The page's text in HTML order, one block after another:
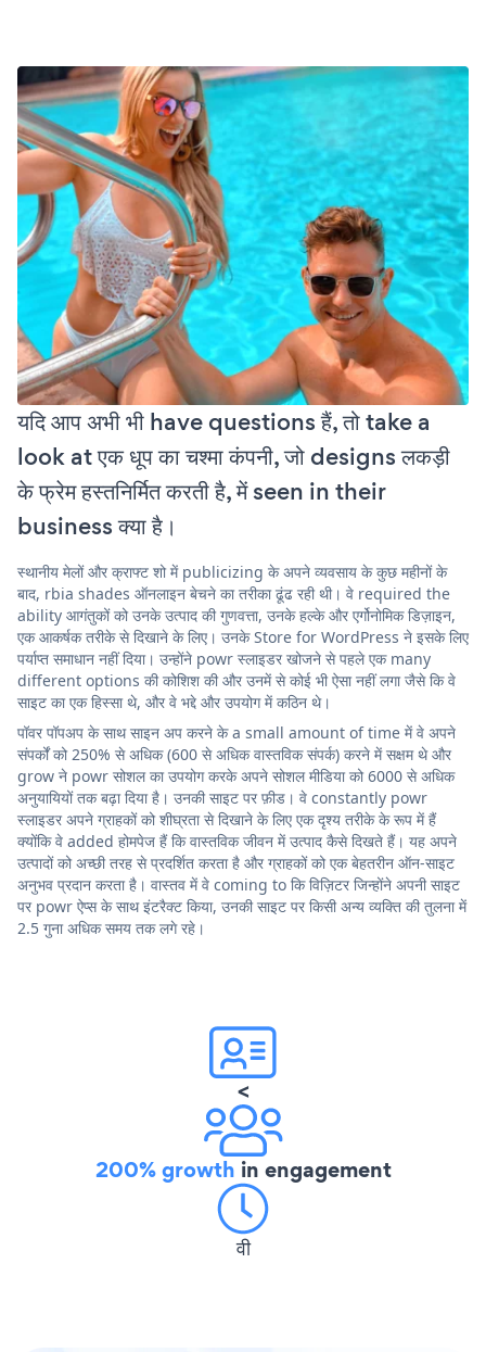
यदि आप अभी भी have questions हैं, तो take a
look at एक धूप का चश्मा कंपनी, जो designs लकड़ी
के फ्रेम हस्तनिर्मित करती है, में seen in their
business क्या है।
स्थानीय मेलों और क्राफ्ट शो में publicizing के अपने व्यवसाय के कुछ महीनों के
बाद, rbia shades ऑनलाइन बेचने का तरीका ढूंढ रही थी। वे required the
ability आगंतुकों को उनके उत्पाद की गुणवत्ता, उनके हल्के और एर्गोनोमिक डिज़ाइन,
एक आकर्षक तरीके से दिखाने के लिए। उनके Store for WordPress ने इसके लिए
पर्याप्त समाधान नहीं दिया। उन्होंने powr स्लाइडर खोजने से पहले एक many
different options की कोशिश की और उनमें से कोई भी ऐसा नहीं लगा जैसे कि वे
साइट का एक हिस्सा थे, और वे भद्दे और उपयोग में कठिन थे।
पॉवर पॉपअप के साथ साइन अप करने के a small amount of time में वे अपने
संपर्कों को 250% से अधिक (600 से अधिक वास्तविक संपर्क) करने में सक्षम थे और
grow ने powr सोशल का उपयोग करके अपने सोशल मीडिया को 6000 से अधिक
अनुयायियों तक बढ़ा दिया है। उनकी साइट पर फ़ीड। वे constantly powr
स्लाइडर अपने ग्राहकों को शीघ्रता से दिखाने के लिए एक दृश्य तरीके के रूप में हैं
क्योंकि वे added होमपेज हैं कि वास्तविक जीवन में उत्पाद कैसे दिखते हैं। यह अपने
उत्पादों को अच्छी तरह से प्रदर्शित करता है और ग्राहकों को एक बेहतरीन ऑन-साइट
अनुभव प्रदान करता है। वास्तव में वे coming to कि विज़िटर जिन्होंने अपनी साइट
पर powr ऐप्स के साथ इंटरैक्ट किया, उनकी साइट पर किसी अन्य व्यक्ति की तुलना में
2.5 गुना अधिक समय तक लगे रहे।
<
200% growth in engagement
वी